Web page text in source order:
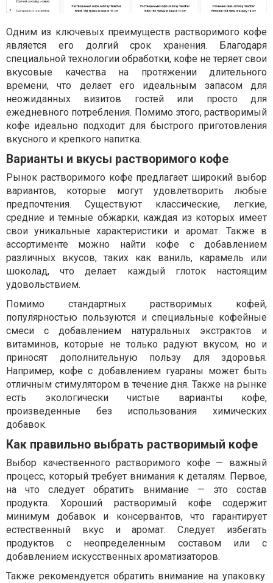
Одним из ключевых преимуществ растворимого кофе
является его долгий срок хранения. Благодаря
специальной технологии обработки, кофе не теряет свои
вкусовые качества на протяжении длительного
времени, что делает его идеальным запасом для
неожиданных визитов гостей или просто для
ежедневного потребления. Помимо этого, растворимый
кофе идеально подходит для быстрого приготовления
вкусного и крепкого напитка.
Варианты и вкусы растворимого кофе
Рынок растворимого кофе предлагает широкий выбор
вариантов, которые могут удовлетворить любые
предпочтения. Существуют классические, легкие,
средние и темные обжарки, каждая из которых имеет
свои уникальные характеристики и аромат. Также в
ассортименте можно найти кофе с добавлением
различных вкусов, таких как ваниль, карамель или
шоколад, что делает каждый глоток настоящим
удовольствием.
Помимо стандартных растворимых кофей,
популярностью пользуются и специальные кофейные
смеси с добавлением натуральных экстрактов и
витаминов, которые не только радуют вкусом, но и
приносят дополнительную пользу для здоровья.
Например, кофе с добавлением гуараны может быть
отличным стимулятором в течение дня. Также на рынке
есть экологически чистые варианты кофе,
произведенные без использования химических
добавок.
Как правильно выбрать растворимый кофе
Выбор качественного растворимого кофе — важный
процесс, который требует внимания к деталям. Первое,
на что следует обратить внимание — это состав
продукта. Хороший растворимый кофе содержит
минимум добавок и консервантов, что гарантирует
естественный вкус и аромат. Следует избегать
продуктов с неопределенным составом или с
добавлением искусственных ароматизаторов.
Также рекомендуется обратить внимание на упаковку.